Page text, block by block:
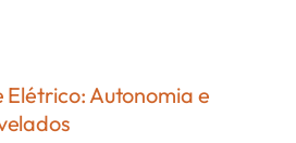
Elétrico: Autonomia e